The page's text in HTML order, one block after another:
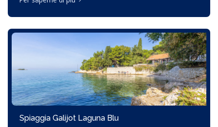
Spiaggia Galijot Laguna Blu